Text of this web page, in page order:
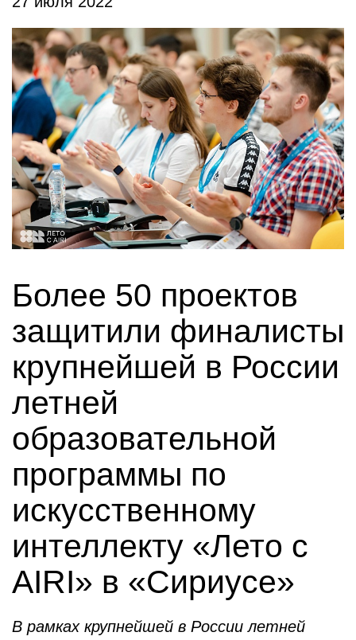
Более 50 проектов
защитили финалисты
крупнейшей в России
летней
образовательной
программы по
искусственному
интеллекту «Лето с
AIRI» в «Сириусе»
В рамках крупнейшей в России летней